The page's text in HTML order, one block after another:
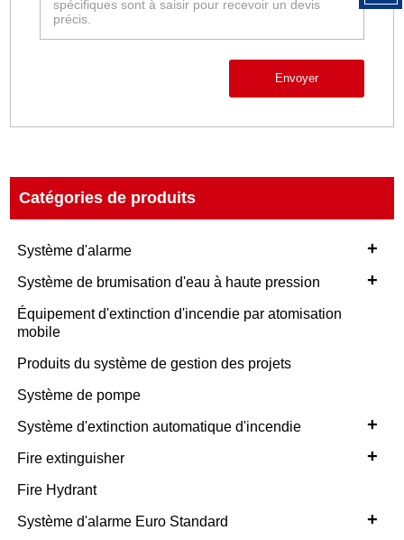
Catégories de produits
+
Système d'alarme
+
Système de brumisation d'eau à haute pression
Équipement d'extinction d'incendie par atomisation
mobile
Produits du système de gestion des projets
Système de pompe
+
Système d'extinction automatique d'incendie
+
Fire extinguisher
Fire Hydrant
+
Système d'alarme Euro Standard
Envoyer